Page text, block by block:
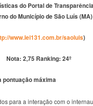
do Portal de
do Municípiode São Luís (MA)
www.lei131.com.br/saoluis)
Nota: 2,75 Ranking: 24º
pontuação máxima
para a interação com o